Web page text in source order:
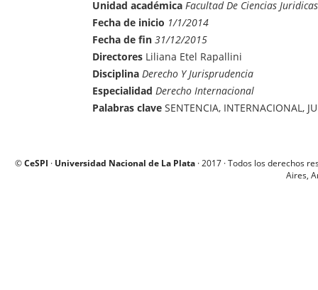
Unidad académica Facultad De Ciencias
Fecha de inicio 1/1/2014
Fecha de fin 31/12/2015
Directores Liliana Etel Rapallini
Disciplina Derecho Y Jurisprudencia
Especialidad Derecho Internacional
Palabras clave SENTENCIA, INTERNACIONAL,
©CeSPI · Universidad Nacional de La Plata · 2017 · Todos los derechos
Aires,